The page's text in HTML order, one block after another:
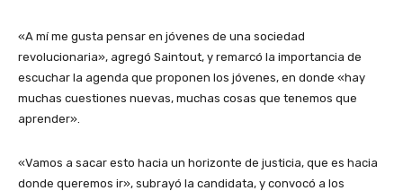
«A mí me gusta pensar en jóvenes de una sociedad
revolucionaria», agregó Saintout, y remarcó la importancia de
escuchar la agenda que proponen los jóvenes, en donde «hay
muchas cuestiones nuevas, muchas cosas que tenemos que
aprender».
«Vamos a sacar esto hacia un horizonte de justicia, que es hacia
donde queremos ir», subrayó la candidata, y convocó a los